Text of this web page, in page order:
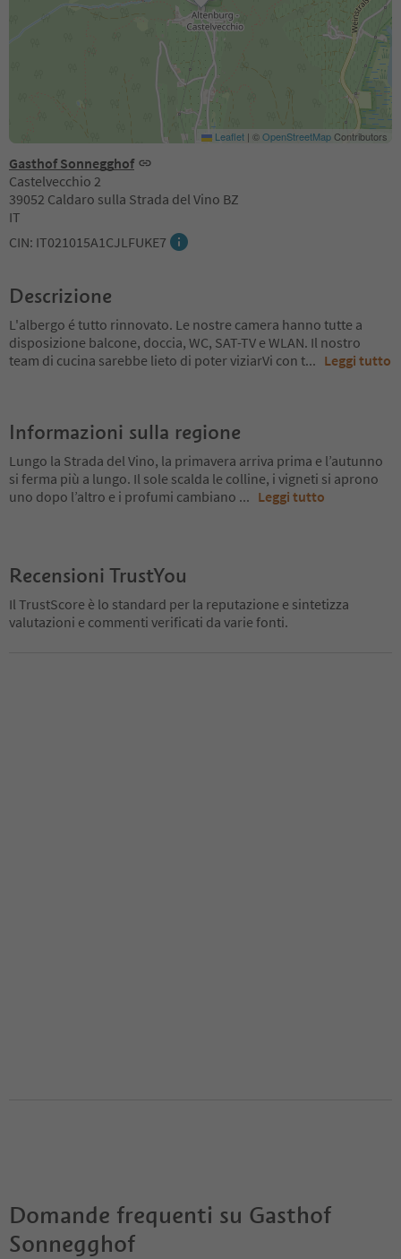
Gasthof Sonnegghof
Castelvecchio 2
39052 Caldaro sulla Strada del Vino BZ
IT
CIN: IT021015A1CJLFUKE7
Leaflet | ©OpenStreetMapContributors
Descrizione
L'albergo é tutto rinnovato. Le nostre camera hanno tutte a
disposizione balcone, doccia, WC, SAT-TV e WLAN. Il nostro
team di cucina sarebbe lieto di poter viziarVi con t... Leggi tutto
Informazioni sulla regione
Lungo la Strada del Vino, la primavera arriva prima e l’autunno
si ferma più a lungo. Il sole scalda le colline, i vigneti si aprono
uno dopo l’altro e i profumi cambiano ... Leggi tutto
Recensioni TrustYou
Il TrustScore è lo standard per la reputazione e sintetizza
valutazioni e commenti verificati da varie fonti.
Domande frequenti su Gasthof
Sonnegghof